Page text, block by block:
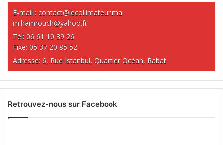
E-mail : contact@lecollimateur.ma
m.hamrouch@yahoo.fr
Tél: 06 61 10 39 26
Fixe: 05 37 20 85 52
Adresse: 6, Rue Istanbul, Quartier Océan, Rabat
Retrouvez-nous sur Facebook